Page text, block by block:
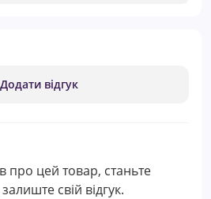
відгук
про цей товар, станьте
свій відгук.